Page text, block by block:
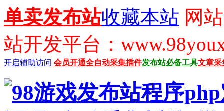
单卖发布站收藏本站 网
站开发平台：
开启辅助访问 会员开通全自动采集插件发布站必备工具文章采